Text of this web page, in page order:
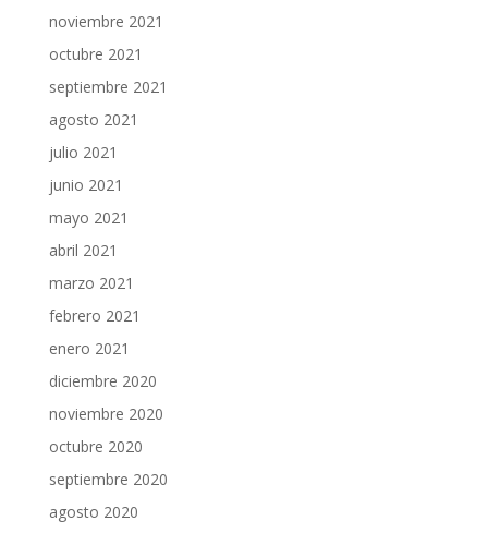
noviembre 2021
octubre 2021
septiembre 2021
agosto 2021
julio 2021
junio 2021
mayo 2021
abril 2021
marzo 2021
febrero 2021
enero 2021
diciembre 2020
noviembre 2020
octubre 2020
septiembre 2020
agosto 2020